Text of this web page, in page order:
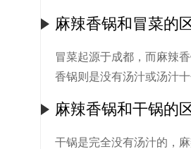
麻辣香锅和冒菜的
冒菜起源于成都，而麻辣
香锅则是没有汤汁或汤汁十
麻辣香锅和干锅的
干锅是完全没有汤汁的，